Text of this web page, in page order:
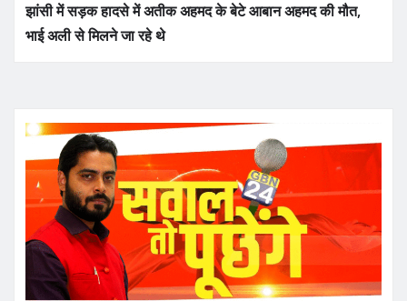
झांसी में सड़क हादसे में अतीक अहमद के बेटे आबान अहमद की मौत,
भाई अली से मिलने जा रहे थे